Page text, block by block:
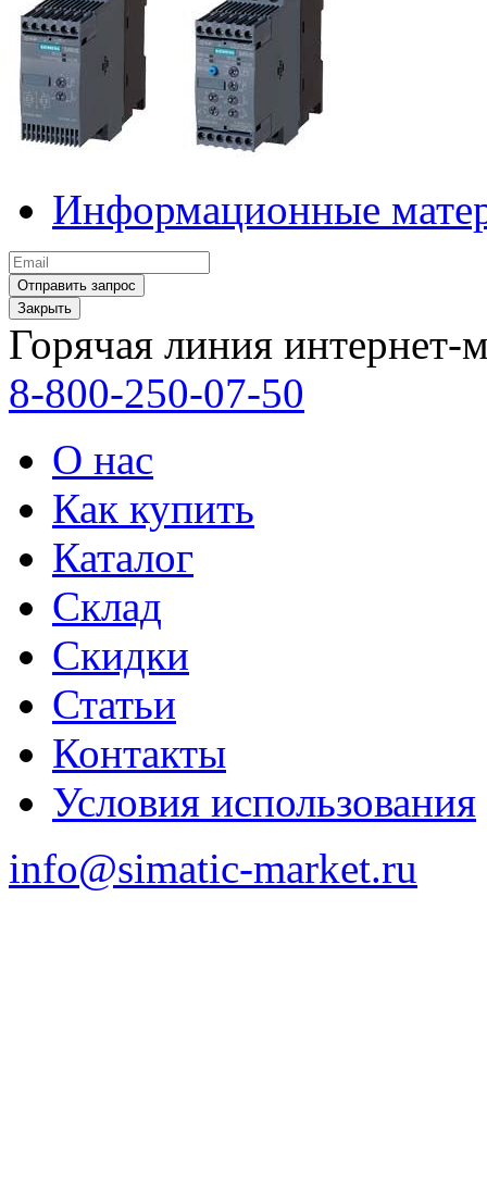
Информационные
Закрыть
Горячая линия интернет-
8-800-250-07-50
О нас
Как купить
Каталог
Склад
Скидки
Статьи
Контакты
Условия использования
info@simatic-market.ru